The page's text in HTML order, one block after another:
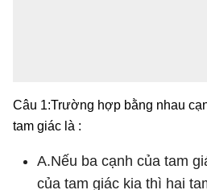
Câu 1:Trường hợp bằng nhau
tam giác là :
A.Nếu ba cạnh của tam
của tam giác kia thì hai